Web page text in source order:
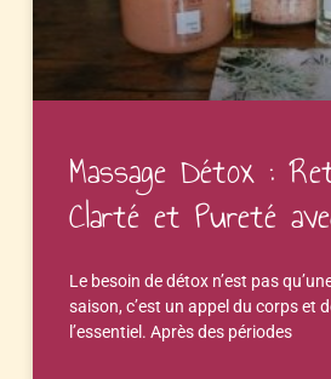
Massage Détox :
Clarté et Pureté
Le besoin de détox n’est pas
saison, c’est un appel du corps et
l’essentiel. Après des périodes